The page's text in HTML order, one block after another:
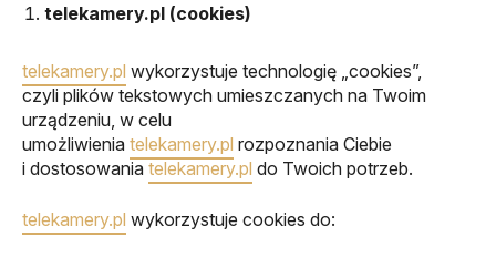
telekamery.pl (cookies)
telekamery.pl wykorzystuje technologię „cookies”,
czyli plików tekstowych umieszczanych na Twoim
urządzeniu, w celu
umożliwienia telekamery.pl rozpoznania Ciebie
i dostosowania telekamery.pl do Twoich potrzeb.
telekamery.pl wykorzystuje cookies do: